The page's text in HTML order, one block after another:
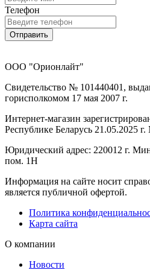
Телефон
Отправить
ООО "Орионлайт"
Свидетельство № 101440401,
горисполкомом 17 мая 2007 г.
Интернет-магазин
Республике Беларусь 21.05.2025
Юридический адрес: 220012 г.
пом. 1Н
Информация на сайте носит
является публичной офертой.
Политика
Карта сайта
О компании
Новости